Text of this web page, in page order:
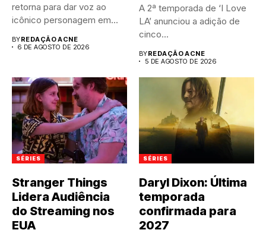
retorna para dar voz ao
icônico personagem em...
BYREDAÇÃO ACNE
6 DE AGOSTO DE 2026
A 2ª temporada de ‘I Love
LA’ anunciou a adição de
cinco...
BYREDAÇÃO ACNE
5 DE AGOSTO DE 2026
SÉRIES
Stranger Things
Lidera Audiência
do Streaming nos
EUA
SÉRIES
Daryl Dixon: Última
temporada
confirmada para
2027